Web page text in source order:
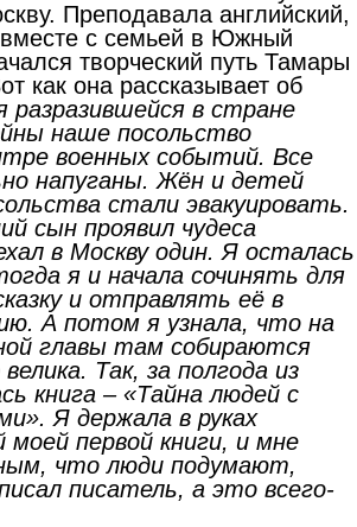
Преподавала английский,
вместе с семьей в Южный
творческий путь Тамары
как она рассказывает об
разразившейся в стране
наше посольство
военных событий. Все
напуганы. Жён и детей
стали эвакуировать.
сын проявил чудеса
в Москву один. Я осталась
я и начала сочинять для
и отправлять её в
А потом я узнала, что на
главы там собираются
Так, за полгода из
книга – «Тайна людей с
Я держала в руках
моей первой книги, и мне
что люди подумают,
писатель, а это всего-